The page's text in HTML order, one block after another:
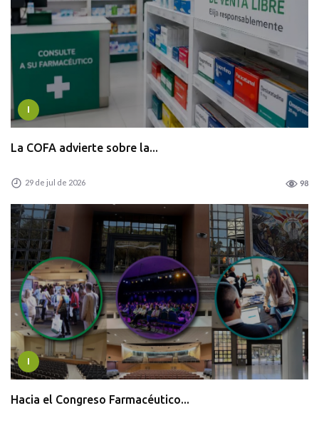
I
La COFA advierte sobre la...
29 de jul de 2026 98
I
Hacia el Congreso Farmacéutico...